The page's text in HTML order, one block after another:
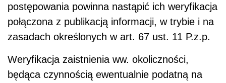
postępowania powinna nastąpić ich weryfikacja
połączona z publikacją informacji, w trybie i na
zasadach określonych w art. 67 ust. 11 P.z.p.
Weryfikacja zaistnienia ww. okoliczności,
będąca czynnością ewentualnie podatną na